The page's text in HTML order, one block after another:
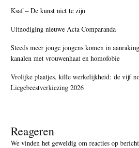
Ksaf – De kunst niet te zijn
Uitnodiging nieuwe Acta Comparanda
Steeds meer jonge jongens komen in
kanalen met vrouwenhaat en homofobie
Vrolijke plaatjes, kille werkelijkheid: de vijf
Liegebeestverkiezing 2026
Reageren
We vinden het geweldig om reacties op